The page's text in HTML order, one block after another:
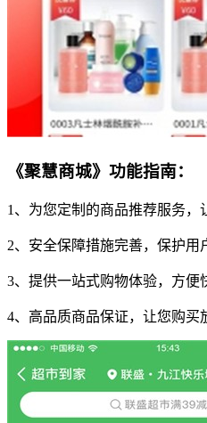
《聚慧商城》功能指南：
1、为您定制的商品推荐服务，
2、安全保障措施完善，保护用
3、提供一站式购物体验，方便
4、高品质商品保证，让您购买